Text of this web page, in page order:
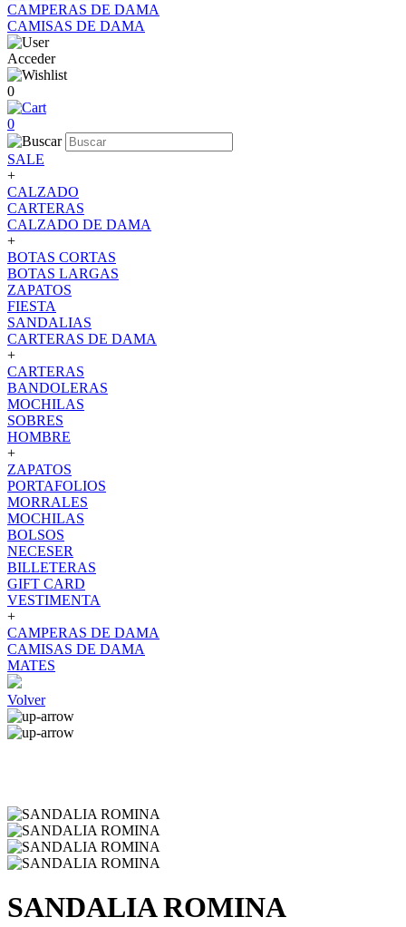
CAMPERAS DE DAMA
CAMISAS DE DAMA
Acceder
0
0
SALE
+
CALZADO
CARTERAS
CALZADO DE DAMA
+
BOTAS CORTAS
BOTAS LARGAS
ZAPATOS
FIESTA
SANDALIAS
CARTERAS DE DAMA
+
CARTERAS
BANDOLERAS
MOCHILAS
SOBRES
HOMBRE
+
ZAPATOS
PORTAFOLIOS
MORRALES
MOCHILAS
BOLSOS
NECESER
BILLETERAS
GIFT CARD
VESTIMENTA
+
CAMPERAS DE DAMA
CAMISAS DE DAMA
MATES
Volver
SANDALIA ROMINA